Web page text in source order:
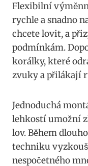
Flexibilní
rychle a snadno
chcete lovit, ‌a
podmínkám.
korálky, které
zvuky ​a přilákají
Jednoduchá
lehkostí umožní
lov. Během
techniku
nespočetného